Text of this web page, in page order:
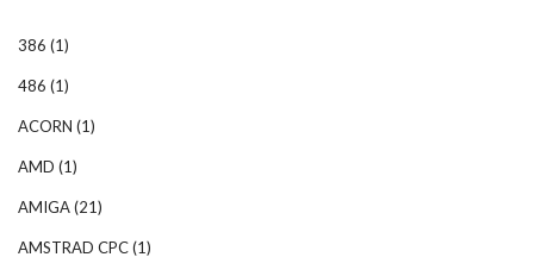
386 (1)
486 (1)
ACORN (1)
AMD (1)
AMIGA(21)
AMSTRAD CPC(1)